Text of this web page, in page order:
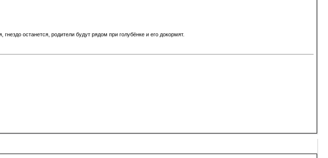
останется, родители будут рядом при голубёнке и его докормят.